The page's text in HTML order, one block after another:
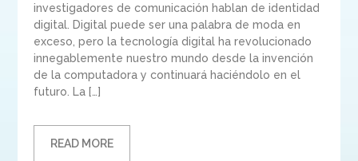
investigadores de comunicación hablan de identidad
digital. Digital puede ser una palabra de moda en
exceso, pero la tecnología digital ha revolucionado
innegablemente nuestro mundo desde la invención
de la computadora y continuará haciéndolo en el
futuro. La […]
READ MORE